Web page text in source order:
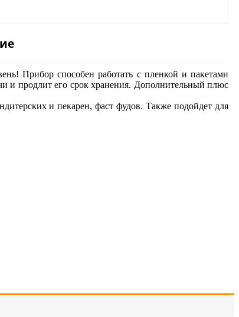
Прибор способен работать с пленкой и пакетами
и продлит его срок хранения. Дополнительный плюс
и пекарен, фаст фудов. Также подойдет для